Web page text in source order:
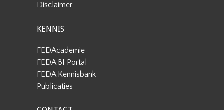
Disclaimer
KENNIS
FEDAcademie
FEDA BI Portal
FEDA Kennisbank
Publicaties